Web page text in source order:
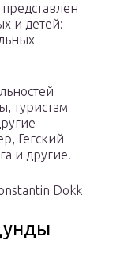
и детей:
туристам
Гегский
и другие.
Dokk